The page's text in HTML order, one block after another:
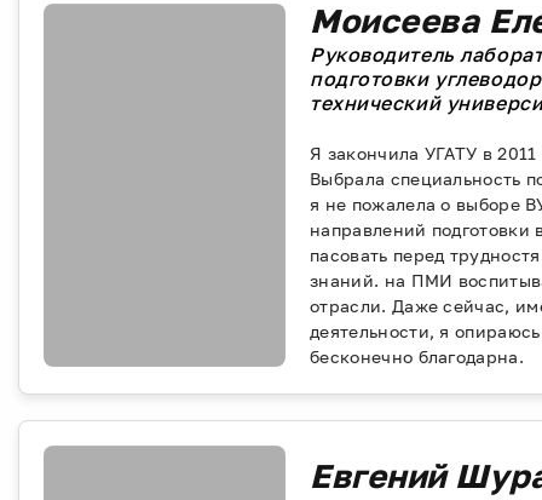
Моисеева
Руководитель
подготовки
технический
Я закончила УГАТУ в
Выбрала специальность
я не пожалела о выборе
направлений
пасовать перед
знаний. на ПМИ
отрасли. Даже сейчас,
деятельности, я
бесконечно благодарна.
Евгений